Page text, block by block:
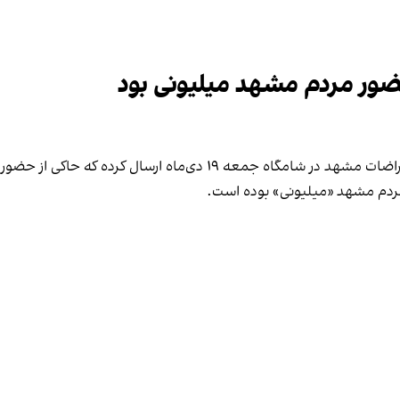
مردم مشهد میلیونی بود
یکی از مخاطبان ایران‌اینترنشنال ویدیوهایی را از اعتراضات
مشهد «میلیونی» بوده است.